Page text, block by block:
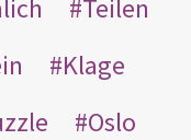
Teilen
Klage
Oslo